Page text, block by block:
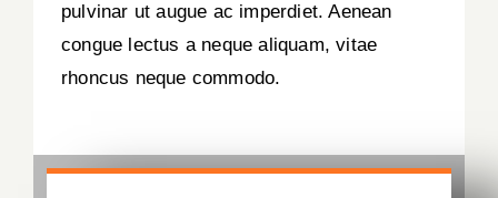
pulvinar ut augue ac imperdiet. Aenean
congue lectus a neque aliquam, vitae
rhoncus neque commodo.